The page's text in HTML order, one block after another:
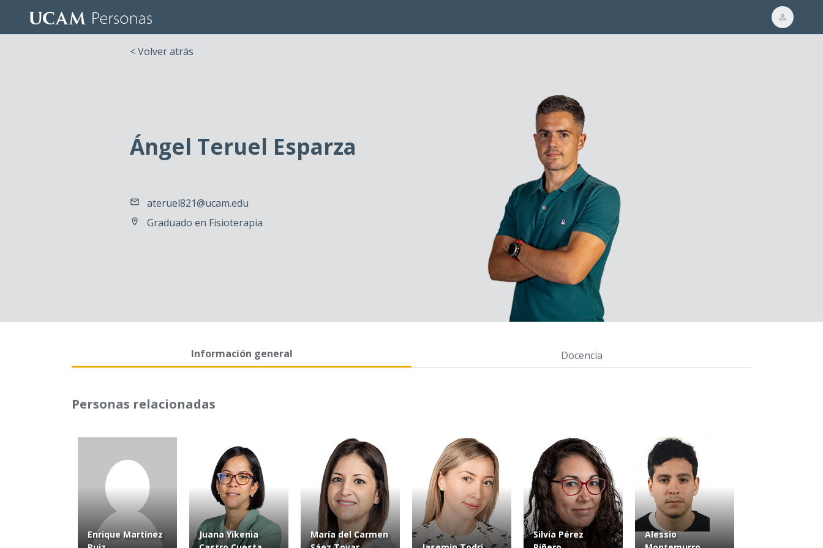
< Volver atrás
Ángel Teruel Esparza
ateruel821@ucam.edu
Graduado en Fisioterapia
Información general Docencia
Personas relacionadas
Enrique Martínez
Juana Yikenia
María del Carmen
Silvia Pérez
Alessio